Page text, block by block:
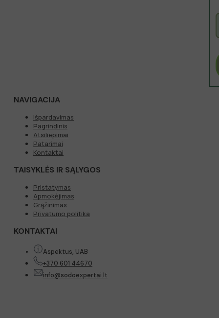
NAVIGACIJA
Išpardavimas
Pagrindinis
Atsiliepimai
Patarimai
Kontaktai
TAISYKLĖS IR SĄLYGOS
Pristatymas
Apmokėjimas
Grąžinimas
Privatumo politika
KONTAKTAI
Aspektus, UAB
+370 601 44670
info@sodoexpertai.lt